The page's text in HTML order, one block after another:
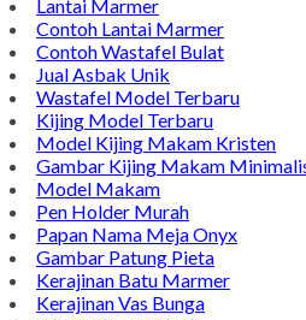
Kijing Makam
Kijing Marmer Bokoran
Model Makam Marmer
Lantai Marmer
Contoh Lantai Marmer
Contoh Wastafel Bulat
Jual Asbak Unik
Wastafel Model Terbaru
Kijing Model Terbaru
Model Kijing Makam Kristen
Gambar Kijing Makam Minimalis
Model Makam
Pen Holder Murah
Papan Nama Meja Onyx